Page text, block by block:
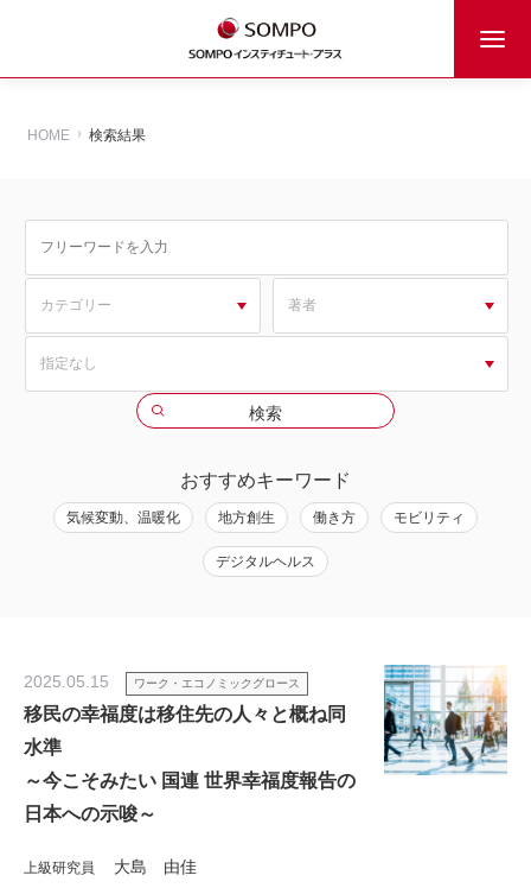
HOME 検索結果
おすすめキーワード
気候変動、温暖化 地方創生 働き方 モビリティ
デジタルヘルス
2025.05.15 ワーク・エコノミックグロース
移民の幸福度は移住先の人々と概ね同
水準
～今こそみたい 国連 世界幸福度報告の
日本への示唆～
上級研究員 大島 由佳